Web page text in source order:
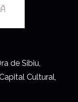
de Sibiu,
Cultural,